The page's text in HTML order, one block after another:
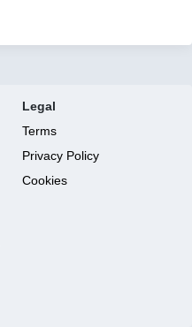
Legal
Terms
Privacy Policy
Cookies